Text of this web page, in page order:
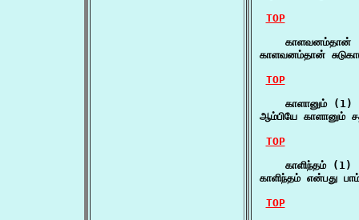
TOP
காளவனம்தான்
காளவனம்தான்
TOP
    காளானும் (1)
ஆம்பியே காளானும்
TOP
    காளிந்தம் (1)
காளிந்தம் என்பது
TOP